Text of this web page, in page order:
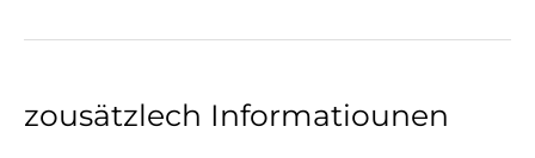
zousätzlech Informatiounen